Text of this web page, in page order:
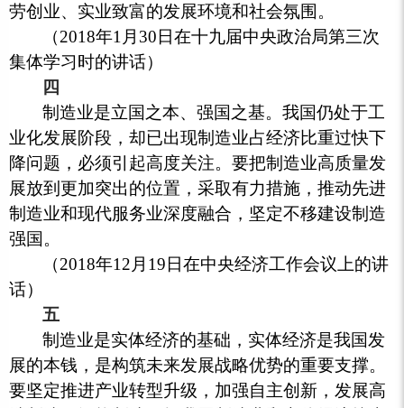
劳创业、实业致富的发展环境和社会氛围。
（2018年1月30日在十九届中央政治局第三次
集体学习时的讲话）
四
制造业是立国之本、强国之基。我国仍处于工
业化发展阶段，却已出现制造业占经济比重过快下
降问题，必须引起高度关注。要把制造业高质量发
展放到更加突出的位置，采取有力措施，推动先进
制造业和现代服务业深度融合，坚定不移建设制造
强国。
（2018年12月19日在中央经济工作会议上的讲
话）
五
制造业是实体经济的基础，实体经济是我国发
展的本钱，是构筑未来发展战略优势的重要支撑。
要坚定推进产业转型升级，加强自主创新，发展高